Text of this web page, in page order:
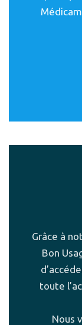
Grâce à
Bon
toute
Nous